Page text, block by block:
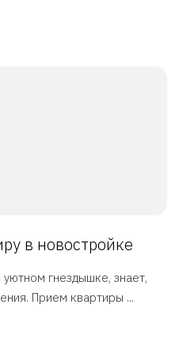
в новостройке
гнездышке, знает,
Прием квартиры ...